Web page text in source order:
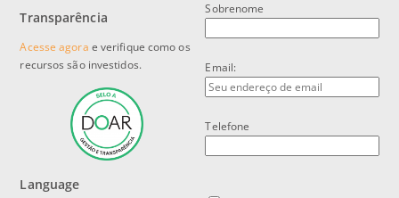
Transparência
Acesse agora e verifique como os
recursos são investidos.
Language
Sobrenome
Email:
Telefone